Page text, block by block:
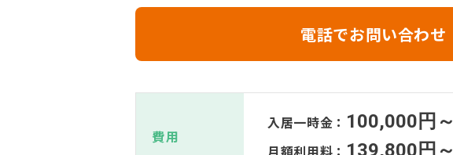
電話でお問い合わせ
費用
入居一時金： 100,000円～
月額利用料： 139,800円～